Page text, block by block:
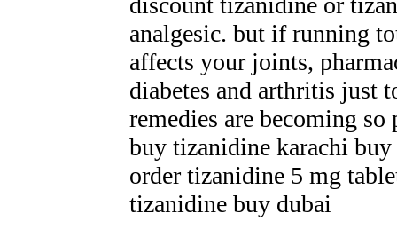
analgesic. but if running
affects your joints,
diabetes and arthritis just
remedies are becoming
buy tizanidine karachi
order tizanidine 5 mg
tizanidine buy dubai